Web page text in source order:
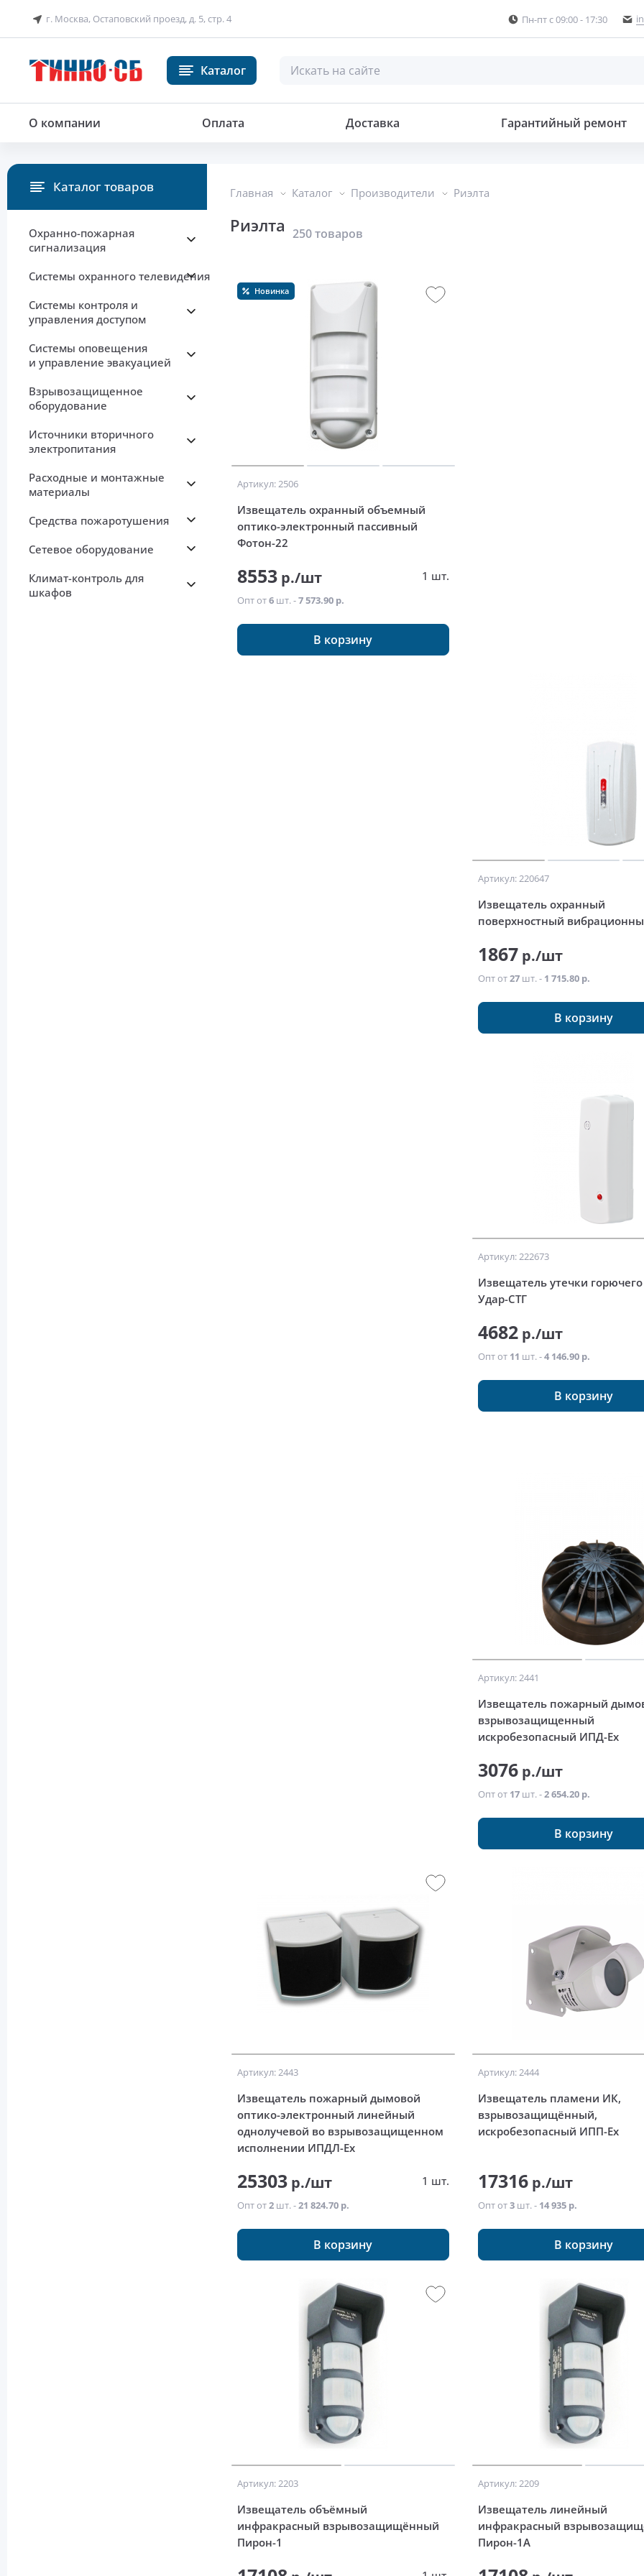
г. Москва, Остаповский проезд, д. 5, стр. 4 Пн-пт с 09:00 - 17:30
Каталог
О компании Оплата Доставка Гарантийный ремонт
Главная Каталог Производители Риэлта
Риэлта 250 товаров
Новинка
Артикул: 2506
Извещатель охранный объемный
оптико-электронный пассивный
Фотон-22
8553 р./шт 1 шт.
Опт от6 шт. -7 573.90 р.
В корзину
Артикул: 220647
Извещатель охранный
поверхностный
1867р./шт
Опт от27шт. - 1 715.80 р.
В корзину
Артикул: 222673
Извещатель утечки горючего
Удар-СТГ
4682р./шт
Опт от 11 шт. -4 146.90 р.
В корзину
Артикул: 2441
Извещатель пожарный
взрывозащищенный
искробезопасный ИПД-Ex
3076р./шт
Опт от 17шт. -2 654.20 р.
В корзину
Артикул: 2443
Извещатель пожарный дымовой
оптико-электронный линейный
однолучевой во взрывозащищенном
исполнении ИПДЛ-Ex
25303 р./шт 1 шт.
Опт от2 шт. -21 824.70 р.
В корзину
Артикул: 2444
Извещатель пламени ИК,
взрывозащищённый,
искробезопасный ИПП-Ex
17316р./шт
Опт от3шт. - 14 935 р.
В корзину
Артикул: 2203
Извещатель объёмный
инфракрасный взрывозащищённый
Пирон-1
Артикул: 2209
Извещатель линейный
инфракрасный
Пирон-1А
Каталог товаров
Охранно-пожарная
сигнализация
Системы охранного телевидения
Системы контроля и
управления доступом
Системы оповещения
и управление эвакуацией
Взрывозащищенное
оборудование
Источники вторичного
электропитания
Расходные и монтажные
материалы
Средства пожаротушения
Сетевое оборудование
Климат-контроль для
шкафов